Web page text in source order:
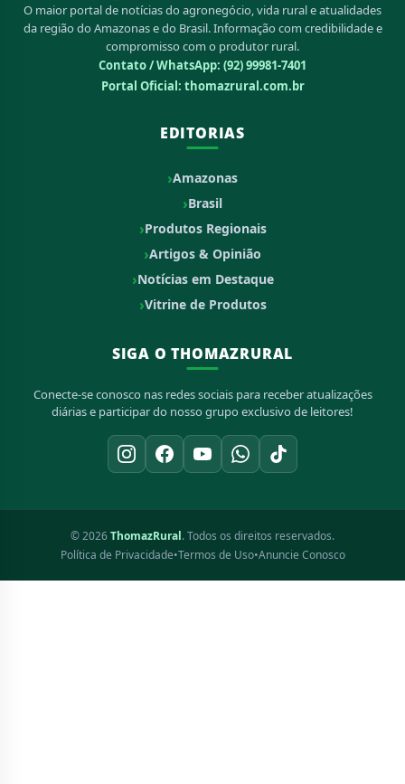
O maior portal de notícias do agronegócio, vida rural e atualidades
da região do Amazonas e do Brasil. Informação com credibilidade e
compromisso com o produtor rural.
Contato / WhatsApp: (92) 99981-7401
Portal Oficial: thomazrural.com.br
EDITORIAS
Amazonas
Brasil
Produtos Regionais
Artigos & Opinião
Notícias em Destaque
Vitrine de Produtos
SIGA O THOMAZRURAL
Conecte-se conosco nas redes sociais para receber atualizações
diárias e participar do nosso grupo exclusivo de leitores!
© 2026ThomazRural. Todos os direitos reservados.
Política de Privacidade•Termos de Uso•Anuncie Conosco